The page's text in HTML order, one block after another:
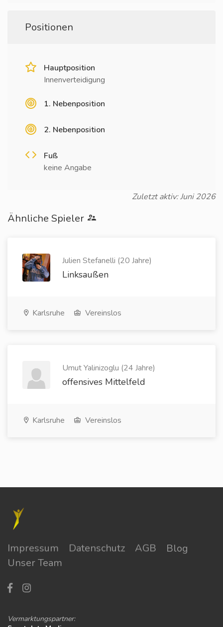
Positionen
Hauptposition
Innenverteidigung
1. Nebenposition
2. Nebenposition
Fuß
keine Angabe
Zuletzt aktiv: Juni 2026
Ähnliche Spieler
Julien Stefanelli (20 Jahre)
Linksaußen
Karlsruhe Vereinslos
Umut Yalinizoglu (24 Jahre)
offensives Mittelfeld
Karlsruhe Vereinslos
Impressum Datenschutz AGB
Blog
Unser Team
Vermarktungspartner: